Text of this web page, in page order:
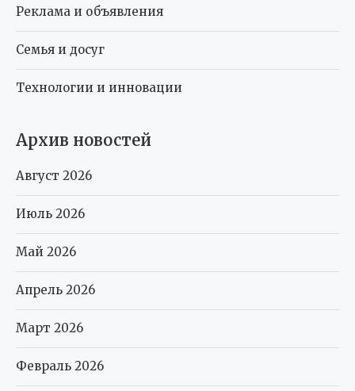
Реклама и объявления
Семья и досуг
Технологии и инновации
Архив новостей
Август 2026
Июль 2026
Май 2026
Апрель 2026
Март 2026
Февраль 2026